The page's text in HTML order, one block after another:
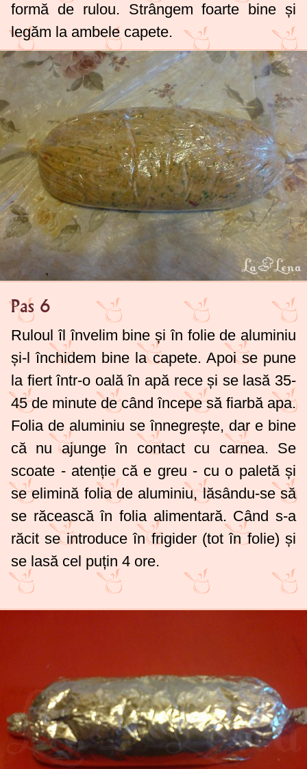
formă de rulou. Strângem foarte bine și
legăm la ambele capete.
Pas 6
Ruloul îl învelim bine și în folie de aluminiu
și-l închidem bine la capete. Apoi se pune
la fiert într-o oală în apă rece și se lasă 35-
45 de minute de când începe să fiarbă apa.
Folia de aluminiu se înnegrește, dar e bine
că nu ajunge în contact cu carnea. Se
scoate - atenție că e greu - cu o paletă și
se elimină folia de aluminiu, lăsându-se să
se răcească în folia alimentară. Când s-a
răcit se introduce în frigider (tot în folie) și
se lasă cel puțin 4 ore.